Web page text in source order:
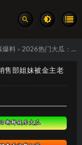
爆料 > 2026热门大瓜：重磅热瓜事件恒大地产销售部姐妹被金主老板激情鼓掌视频被曝流出 真实事件汇总
售部姐妹被金主老